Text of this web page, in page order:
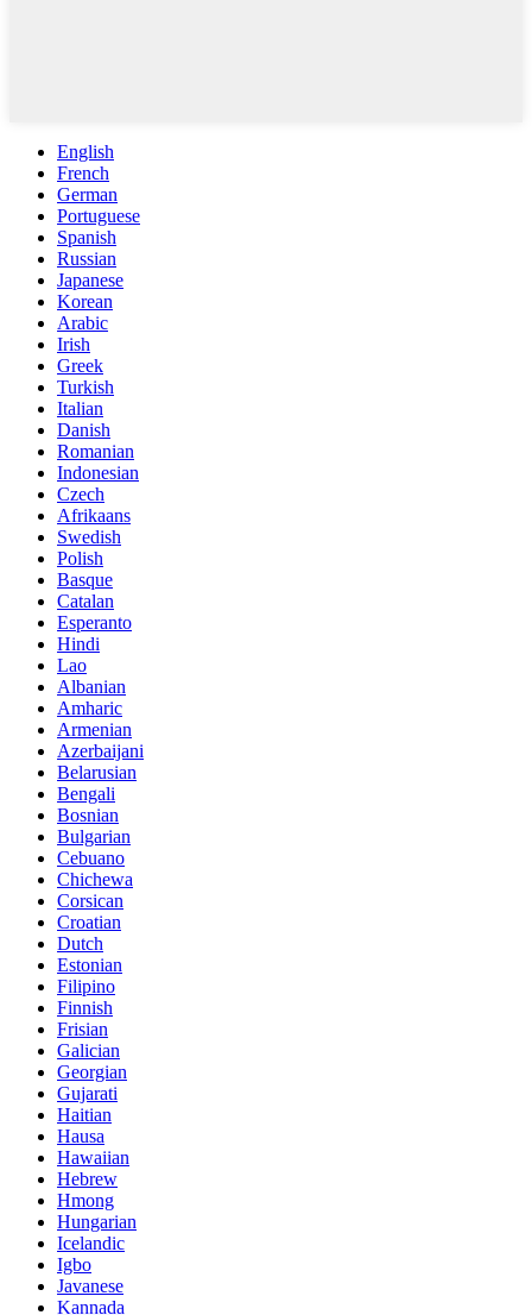
English
French
German
Portuguese
Spanish
Russian
Japanese
Korean
Arabic
Irish
Greek
Turkish
Italian
Danish
Romanian
Indonesian
Czech
Afrikaans
Swedish
Polish
Basque
Catalan
Esperanto
Hindi
Lao
Albanian
Amharic
Armenian
Azerbaijani
Belarusian
Bengali
Bosnian
Bulgarian
Cebuano
Chichewa
Corsican
Croatian
Dutch
Estonian
Filipino
Finnish
Frisian
Galician
Georgian
Gujarati
Haitian
Hausa
Hawaiian
Hebrew
Hmong
Hungarian
Icelandic
Igbo
Javanese
Kannada